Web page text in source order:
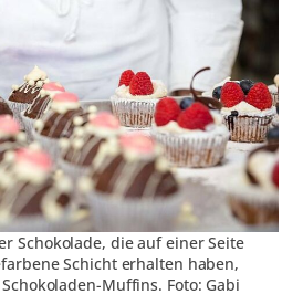
Schokolade, die auf einer Seite
Schicht erhalten haben,
Muffins. Foto: Gabi